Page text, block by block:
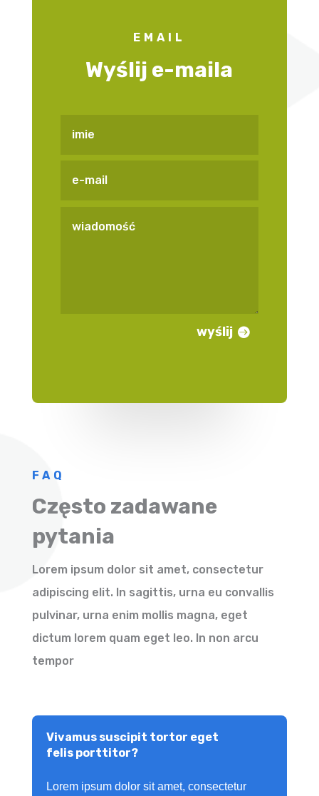
EMAIL
Wyślij e-maila
wyślij
FAQ
Często zadawane
pytania
Lorem ipsum dolor sit amet, consectetur
adipiscing elit. In sagittis, urna eu convallis
pulvinar, urna enim mollis magna, eget
dictum lorem quam eget leo. In non arcu
tempor
Vivamus suscipit tortor eget
felis porttitor?
Lorem ipsum dolor sit amet, consectetur